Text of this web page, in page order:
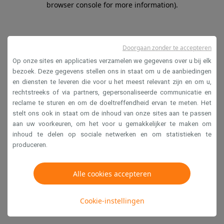
browser console for more information).
Op onze sites en applicaties verzamelen we gegevens over u bij elk
bezoek. Deze gegevens stellen ons in staat om u de aanbiedingen
en diensten te leveren die voor u het meest relevant zijn en om u,
rechtstreeks of via partners, gepersonaliseerde communicatie en
reclame te sturen en om de doeltreffendheid ervan te meten. Het
stelt ons ook in staat om de inhoud van onze sites aan te passen
aan uw voorkeuren, om het voor u gemakkelijker te maken om
inhoud te delen op sociale netwerken en om statistieken te
produceren.
Alle cookies accepteren
Cookie-instellingen
Doorgaan zonder te accepteren